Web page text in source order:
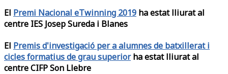
El Premi Nacional eTwinning 2019 ha estat lliurat al
centre IES Josep Sureda i Blanes
El Premis d'investigació per a alumnes de batxillerat i
cicles formatius de grau superiorha estat lliurat al
centre CIFP Son Llebre